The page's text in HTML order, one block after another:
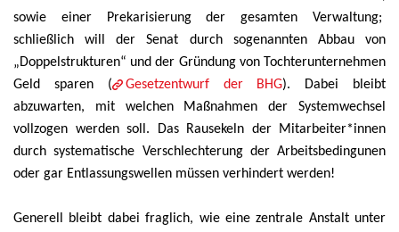
sowie einer Prekarisierung der gesamten Verwaltung;
schließlich will der Senat durch sogenannten Abbau von
„Doppelstrukturen“ und der Gründung von Tochterunternehmen
Geld sparen (
Gesetzentwurf der BHG). Dabei bleibt
abzuwarten, mit welchen Maßnahmen der Systemwechsel
vollzogen werden soll. Das Rausekeln der Mitarbeiter*innen
durch systematische Verschlechterung der Arbeitsbedingunen
oder gar Entlassungswellen müssen verhindert werden!
Generell bleibt dabei fraglich, wie eine zentrale Anstalt unter